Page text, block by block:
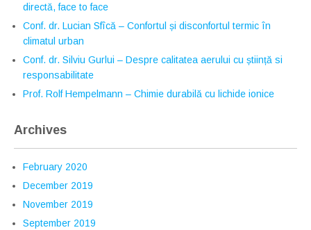
directă, face to face
Conf. dr. Lucian Sfîcă – Confortul și disconfortul termic în
climatul urban
Conf. dr. Silviu Gurlui – Despre calitatea aerului cu știință si
responsabilitate
Prof. Rolf Hempelmann – Chimie durabilă cu lichide ionice
Archives
February 2020
December 2019
November 2019
September 2019